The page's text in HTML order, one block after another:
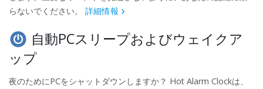
らないでください。 詳細情報
自動PCスリープおよびウェイクア
ップ
夜のためにPCをシャットダウンしますか？ Hot Alarm Clockは、